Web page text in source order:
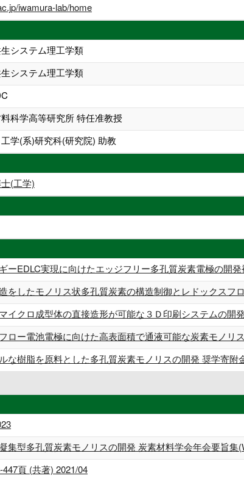
iwamura-lab/home
システム理工学類
システム理工学類
科学高等研究所 特任准教授
学(系)研究科(研究院) 助教
(工学)
ーEDLC実現に向けたエッジフリー多孔質炭素電極の開
をしたモノリス状多孔質炭素の構造制御とレドックスフ
イクロ成型体の直接造形が可能な３Ｄ印刷システムの開
ロー電池電極に向けた高表面積で通液可能な炭素モノリ
な樹脂を原料とした多孔質炭素モノリスの開発 奨学寄附
集型多孔質炭素モノリスの開発 炭素材料学会年会要旨集
頁 (共著) 2021/04